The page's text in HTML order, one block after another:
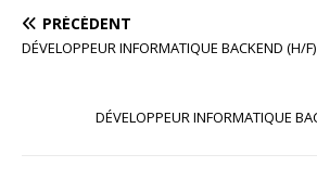
PRÉCÉDENT
DÉVELOPPEUR INFORMATIQUE BACKEND (H/
DÉVELOPPEUR INFORMATIQUE